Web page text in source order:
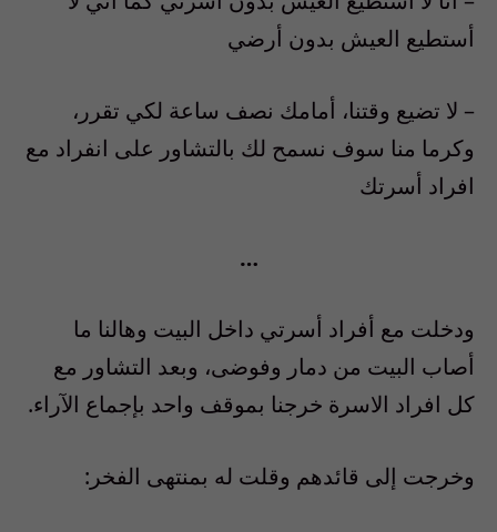
أستطيع العيش بدون أرضي
– لا تضيع وقتنا، أمامك نصف ساعة لكي تقرر،
وكرما منا سوف نسمح لك بالتشاور على انفراد مع
افراد أسرتك
…
ودخلت مع أفراد أسرتي داخل البيت وهالنا ما
أصاب البيت من دمار وفوضى، وبعد التشاور مع
كل افراد الاسرة خرجنا بموقف واحد بإجماع الآراء.
وخرجت إلى قائدهم وقلت له بمنتهى الفخر: